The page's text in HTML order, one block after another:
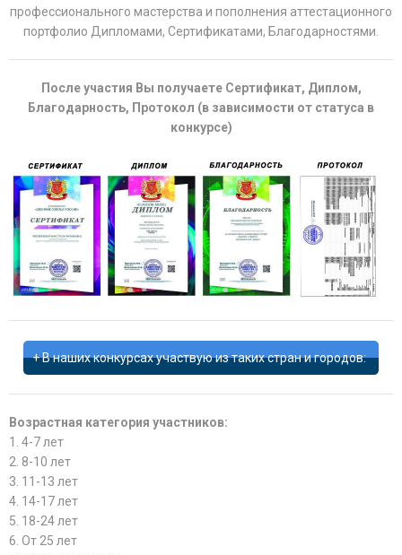
профессионального мастерства и пополнения аттестационного
портфолио Дипломами, Сертификатами, Благодарностями.
После участия Вы получаете Сертификат, Диплом,
Благодарность, Протокол (в зависимости от статуса в
конкурсе)
В наших конкурсах участвую из таких стран и городов:
Возрастная категория участников:
1. 4-7 лет
2. 8-10 лет
3. 11-13 лет
4. 14-17 лет
5. 18-24 лет
6. От 25 лет